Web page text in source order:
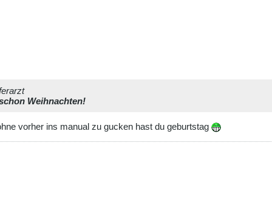
Weihnachten!
vorher ins manual zu gucken hast du geburtstag